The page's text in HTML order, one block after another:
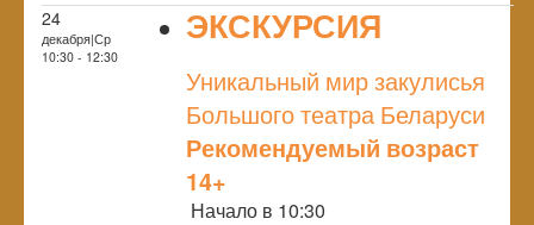
24
декабря|Ср
10:30 - 12:30
ЭКСКУРСИЯ
Уникальный мир закулисья
Большого театра Беларуси
Рекомендуемый возраст
14+
Начало в 10:30